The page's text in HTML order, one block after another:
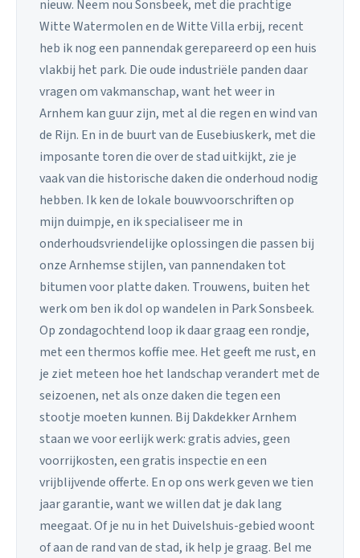
nieuw. Neem nou Sonsbeek, met die prachtige
Witte Watermolen en de Witte Villa erbij, recent
heb ik nog een pannendak gerepareerd op een huis
vlakbij het park. Die oude industriële panden daar
vragen om vakmanschap, want het weer in
Arnhem kan guur zijn, met al die regen en wind van
de Rijn. En in de buurt van de Eusebiuskerk, met die
imposante toren die over de stad uitkijkt, zie je
vaak van die historische daken die onderhoud nodig
hebben. Ik ken de lokale bouwvoorschriften op
mijn duimpje, en ik specialiseer me in
onderhoudsvriendelijke oplossingen die passen bij
onze Arnhemse stijlen, van pannendaken tot
bitumen voor platte daken. Trouwens, buiten het
werk om ben ik dol op wandelen in Park Sonsbeek.
Op zondagochtend loop ik daar graag een rondje,
met een thermos koffie mee. Het geeft me rust, en
je ziet meteen hoe het landschap verandert met de
seizoenen, net als onze daken die tegen een
stootje moeten kunnen. Bij Dakdekker Arnhem
staan we voor eerlijk werk: gratis advies, geen
voorrijkosten, een gratis inspectie en een
vrijblijvende offerte. En op ons werk geven we tien
jaar garantie, want we willen dat je dak lang
meegaat. Of je nu in het Duivelshuis-gebied woont
of aan de rand van de stad, ik help je graag. Bel me